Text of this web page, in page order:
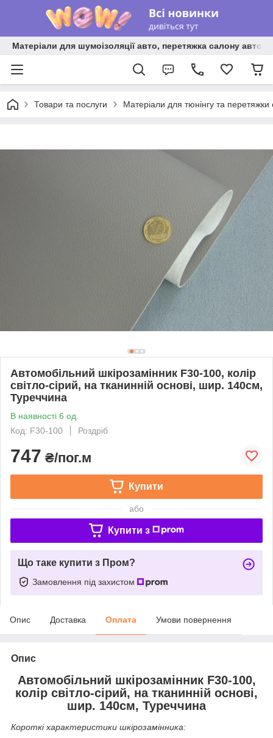
Матеріали для шумоізоляції авто, перетяжка салону авто
Товари та послуги Матеріали для тюнінгу та
Автомобільний шкірозамінник F30-100, колір
світло-сірий, на тканинній основі, шир. 140см,
Туреччина
В наявності 6 од.
Код: F30-100
Роздріб
747 ₴/пог.м
Купити
або
Купити з
Що таке купити з Пром?
Замовлення під захистом
Опис Доставка Оплата Умови повернення
Опис
Автомобільний шкірозамінник F30-100,
колір світло-сірий, на тканинній основі,
шир. 140см, Туреччина
Короткі характеристики шкірозамінника: